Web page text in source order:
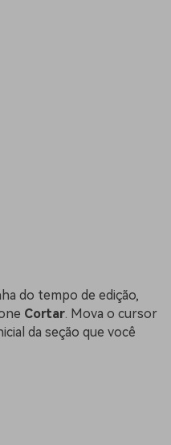
do tempo de edição,
Cortar. Mova o cursor
da seção que você